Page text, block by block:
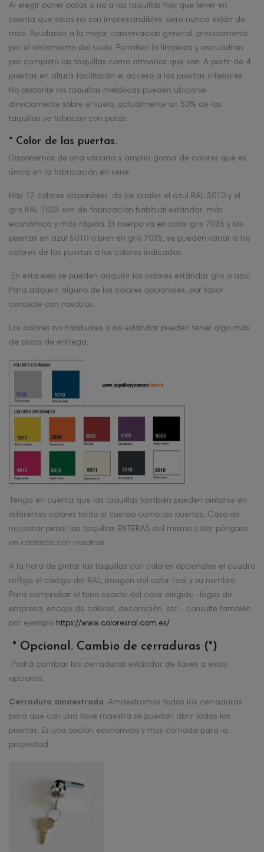
Al elegir poner patas o no a las taquillas hay que tener en
cuenta que estas no son imprescindibles, pero nunca están de
más. Ayudarán a la mejor conservación general, precisamente
por el aislamiento del suelo. Permiten la limpieza y encuadran
por completo las taquillas como armarios que son. A partir de 4
puertas en altura facilitarán el acceso a las puertas inferiores.
No obstante las taquillas metálicas pueden ubicarse
directamente sobre el suelo; actualmente un 50% de las
taquillas se fabrican con patas.
* Color de las puertas.
Disponemos de una variada y amplia gama de colores que es
única en la fabricación en serie.
Hay 12 colores disponibles, de los cuales el azul RAL 5010 y el
gris RAL 7035 son de fabricación habitual estándar, más
económica y más rápida. El cuerpo va en color gris 7035 y las
puertas en azul 5010 o bien en gris 7035; se pueden variar a los
colores de las puertas a los colores indicados.
En esta web se pueden adquirir los colores estándar gris o azul.
Para adquirir alguno de los colores opcionales, por favor
contacte con nosotros.
Los colores no habituales o no estándar pueden tener algo más
de plazo de entrega.
Tenga en cuenta que las taquillas también pueden pintarse en
diferentes colores tanto el cuerpo como las puertas. Caso de
necesitar pintar las taquillas ENTERAS del mismo color póngase
en contacto con nosotros.
A la hora de pintar las taquillas con colores opcionales el cuadro
refleja el código del RAL, imagen del color real y su nombre.
Para comprobar el tono exacto del color elegido -logos de
empresa, encaje de colores, decoración, etc.- consulte también
por ejemplo https://www.coloresral.com.es/
* Opcional. Cambio de cerraduras (*)
Podrá cambiar las cerraduras estándar de llaves a estas
opciones.
Cerradura amaestrada. Amaestramos todas las cerraduras
para que con una llave maestra se puedan abrir todas las
puertas. Es una opción económica y muy cómoda para la
propiedad.